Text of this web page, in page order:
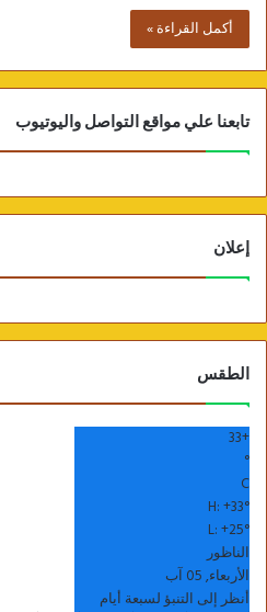
أكمل القراءة »
تابعنا علي مواقع التواصل واليوتيوب
إعلان
الطقس
+
33
°
C
H:+33°
L:+25°
الناظور
الأربعاء, 05 آب
أنظر إلى التنبؤ لسبعة أيام